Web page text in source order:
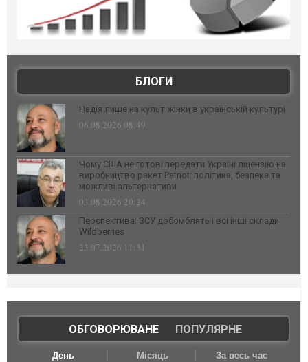
БЛОГИ
Надія лише на культ жінки в українській культурі
06.08.2026 08:49
Чому США не готові передати Україні ліцензію на
виробництво ракет Patriot: політика, безпека та
можливі альтернативи
03.08.2026 20:24
Перспектива: ЗСУ добомблять і всі інші склади
Wildberries
23.07.2026 11:31
ОБГОВОРЮВАНЕ| ПОПУЛЯРНЕ
День Місяць За весь час